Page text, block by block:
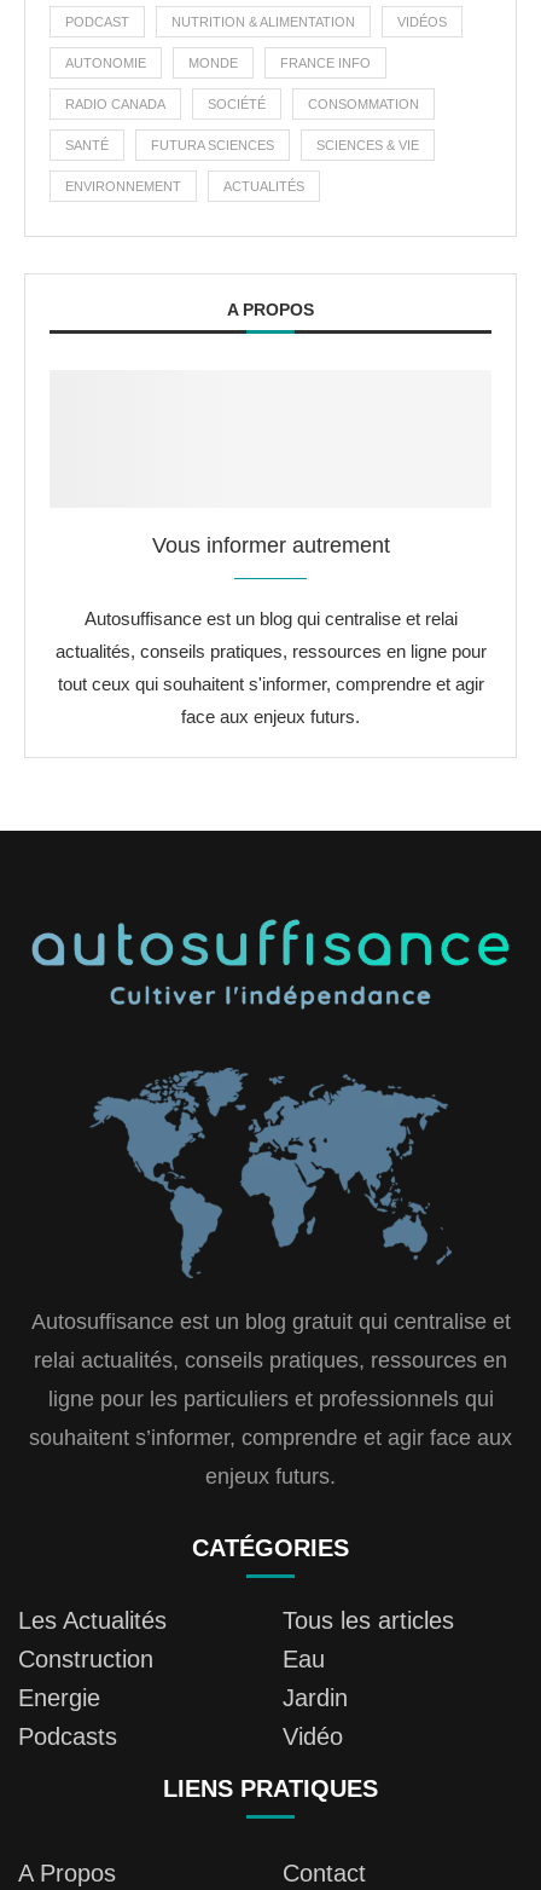
PODCAST NUTRITION & ALIMENTATION VIDÉOS
AUTONOMIE MONDE FRANCE INFO
RADIO CANADA SOCIÉTÉ CONSOMMATION
SANTÉ FUTURA SCIENCES SCIENCES & VIE
ENVIRONNEMENT ACTUALITÉS
A PROPOS
Vous informer autrement
Autosuffisance est un blog qui centralise et relai
actualités, conseils pratiques, ressources en ligne pour
tout ceux qui souhaitent s'informer, comprendre et agir
face aux enjeux futurs.
Autosuffisance est un blog gratuit qui centralise et
relai actualités, conseils pratiques, ressources en
ligne pour les particuliers et professionnels qui
souhaitent s’informer, comprendre et agir face aux
enjeux futurs.
CATÉGORIES
Les Actualités
Tous les articles
Construction
Eau
Energie
Jardin
Podcasts
Vidéo
LIENS PRATIQUES
A Propos
Contact